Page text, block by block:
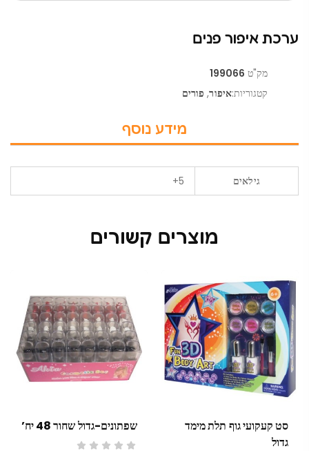
ערכת איפור פנים
מק"ט 199066
קטגוריות:איפור, פורים
מידע נוסף
גילאים 5+
מוצרים קשורים
סט קעקועי גוף תלת מימד
גדול
שפתונים-גדול שחור 48 יח’